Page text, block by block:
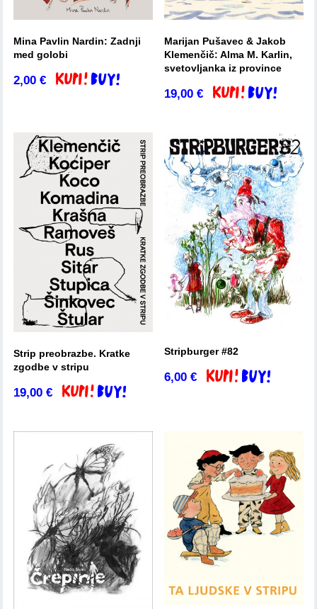
Mina Pavlin Nardin: Zadnji
med golobi
2,00€ Dodaj v košarico
Marijan Pušavec & Jakob
Klemenčič: Alma M. Karlin,
svetovljanka iz province
19,00€ Dodaj v košarico
Strip preobrazbe. Kratke
zgodbe v stripu
19,00€ Dodaj v košarico
Stripburger #82
6,00€ Dodaj v košarico